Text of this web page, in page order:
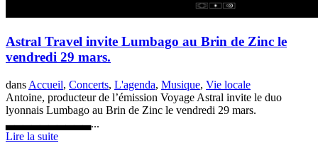
Astral Travel invite Lumbago au Brin de Zinc le
vendredi 29 mars.
dans Accueil, Concerts, L'agenda, Musique, Vie locale
Antoine, producteur de l’émission Voyage Astral invite le duo
lyonnais Lumbago au Brin de Zinc le vendredi 29 mars.
▃▃▃▃▃▃▃▃▃▃...
Lire la suite